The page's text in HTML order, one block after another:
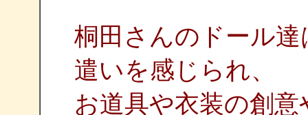
桐田さんのドール
遣いを感じられ、
お道具や衣装の創